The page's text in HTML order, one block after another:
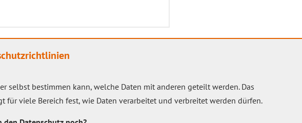
selbst bestimmen kann, welche Daten mit anderen geteilt werden. Das
für viele Bereich fest, wie Daten verarbeitet und verbreitet werden dürfen.